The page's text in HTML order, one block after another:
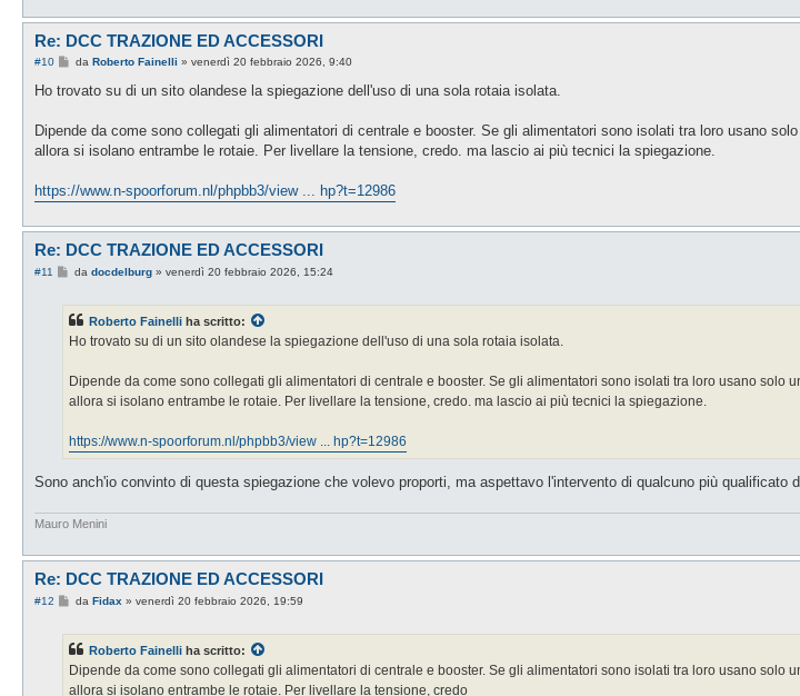
Re: DCC TRAZIONE ED ACCESSORI
#10
M
s
g
da Roberto Fainelli » venerdì 20 febbraio 2026, 9:40
Ho trovato su di un sito olandese la spiegazione dell'uso di una sola rotaia isolata.
Dipende da come sono collegati gli alimentatori di centrale e booster. Se gli alimentatori sono isolati tra loro usano
allora si isolano entrambe le rotaie. Per livellare la tensione, credo. ma lascio ai più tecnici la spiegazione.
https://www.n-spoorforum.nl/phpbb3/view ... hp?t=12986
Re: DCC TRAZIONE ED ACCESSORI
#11
M
a
g
o
da docdelburg» venerdì 20 febbraio 2026, 15:24
Roberto Fainelli ha scritto:
Ho trovato su di un sito olandese la spiegazione dell'uso di una sola rotaia isolata.
Dipende da come sono collegati gli alimentatori di centrale e booster. Se gli alimentatori sono isolati tra loro usano solo
allora si isolano entrambe le rotaie. Per livellare la tensione, credo. ma lascio ai più tecnici la spiegazione.
https://www.n-spoorforum.nl/phpbb3/view ... hp?t=12986
Sono anch'io convinto di questa spiegazione che volevo proporti, ma aspettavo l'intervento di qualcuno più qualificato
Mauro Menini
Re: DCC TRAZIONE ED ACCESSORI
#12
M
a
g
i
da Fidax » venerdì 20 febbraio 2026, 19:59
Roberto Fainelli ha scritto:
Dipende da come sono collegati gli alimentatori di centrale e booster. Se gli alimentatori sono isolati tra loro usano solo
allora si isolano entrambe le rotaie. Per livellare la tensione, credo